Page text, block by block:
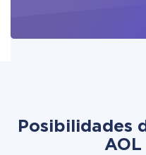
Posibilidades